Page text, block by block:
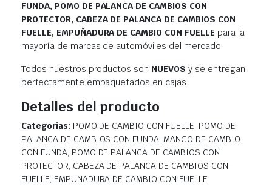
FUNDA, POMO DE PALANCA DE CAMBIOS CON
PROTECTOR, CABEZA DE PALANCA DE CAMBIOS CON
FUELLE, EMPUÑADURA DE CAMBIO CON FUELLE para la
mayoría de marcas de automóviles del mercado.
Todos nuestros productos son NUEVOS y se entregan
perfectamente empaquetados en cajas.
Detalles del producto
Categorias: POMO DE CAMBIO CON FUELLE, POMO DE
PALANCA DE CAMBIOS CON FUNDA, MANGO DE CAMBIO
CON FUNDA, POMO DE PALANCA DE CAMBIOS CON
PROTECTOR, CABEZA DE PALANCA DE CAMBIOS CON
FUELLE, EMPUÑADURA DE CAMBIO CON FUELLE